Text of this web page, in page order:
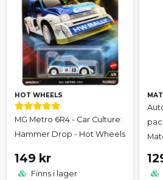
HOT WHEELS
MG Metro 6R4 - Car Culture:
Hammer Drop - Hot Wheels
149 kr
Finns i lager